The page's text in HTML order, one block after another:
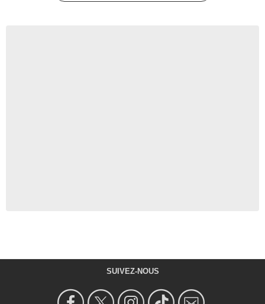
SUIVEZ-NOUS